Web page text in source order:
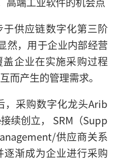
供应链数字化第三阶
然，用于企业内部经营
企业在实施采购过程
而产生的管理需求。
，采购数字化龙头Arib
续创立， SRM（Supp
供应商关系
渐成为企业进行采购